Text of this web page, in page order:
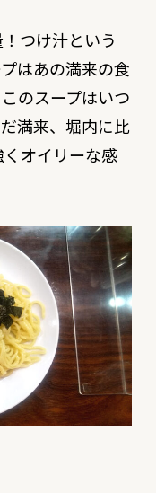
つけ汁という
はあの満来の食
のスープはいつ
満来、堀内に比
オイリーな感